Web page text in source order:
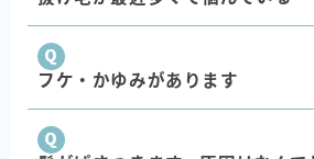
フケ・かゆみがあります